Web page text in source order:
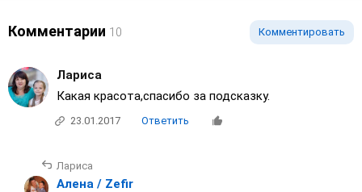
Комментарии 10 Комментировать
Лариса
Какая красота,спасибо за подсказку.
23.01.2017 Ответить
Лариса
Алена / Zefir